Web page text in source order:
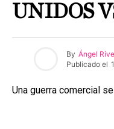
UNIDOS
By Ángel
Publicado el
Una guerra comercial